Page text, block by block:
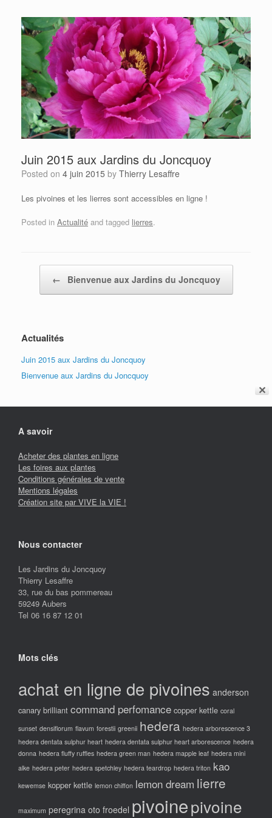
✕
Juin 2015 aux Jardins du Joncquoy
Posted on 4 juin 2015 by Thierry Lesaffre
Les pivoines et les lierres sont accessibles en ligne !
Posted in Actualité and tagged lierres.
← Bienvenue aux Jardins du Joncquoy
Actualités
Juin 2015 aux Jardins du Joncquoy
Bienvenue aux Jardins du Joncquoy
A savoir
Acheter des plantes en ligne
Les foires aux plantes
Conditions générales de vente
Mentions légales
Création site par VIVE la VIE !
Nous contacter
Les Jardins du Joncquoy
Thierry Lesaffre
33, rue du bas pommereau
59249 Aubers
Tel 06 16 87 12 01
Mots clés
achat en ligne de pivoines anderson
canary brilliant command perfomance copper kettle coral
sunset densiflorum flavum forestii greenii hedera hedera arborescence 3
hedera dentata sulphur heart hedera dentata sulphur heart arborescence hedera
donna hedera fluffy ruffles hedera green man hedera mapple leaf hedera mini
alke hedera peter hedera spetchley hedera teardrop hedera triton kao
kewemse kopper kettle lemon chiffon lemon dream lierre
maximum peregrina oto froedel pivoinepivoine